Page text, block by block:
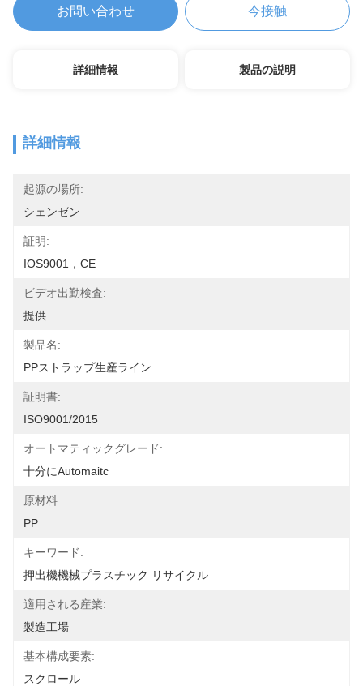
お問い合わせ 今接触
詳細情報 製品の説明
詳細情報
起源の場所:
シェンゼン
証明:
IOS9001，CE
ビデオ出勤検査:
提供
製品名:
PPストラップ生産ライン
証明書:
ISO9001/2015
オートマティックグレード:
十分にAutomaitc
原材料:
PP
キーワード:
押出機機械プラスチック リサイクル
適用される産業:
製造工場
基本構成要素:
スクロール